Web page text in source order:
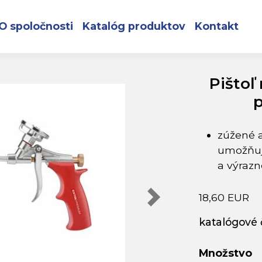
spoločnosti Katalóg produktov Kontakt
Pištoľ
zúžené
a
18,60 EUR
katalógové
Množstvo